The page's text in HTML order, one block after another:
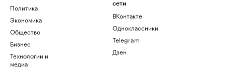
Политика
Экономика
Общество
Бизнес
Технологии и
медиа
сети
ВКонтакте
Одноклассники
Telegram
Дзен